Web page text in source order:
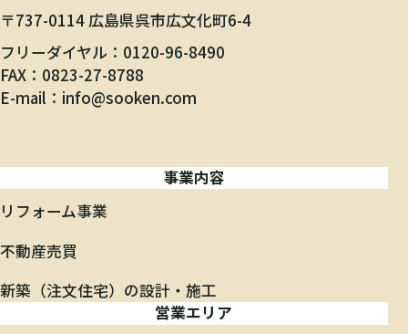
〒737-0114 広島県呉市広文化町6-4
フリーダイヤル
0120-96-8490
FAX
0823-27-8788
E-mail
info@sooken.com
事業内容
リフォーム事業
不動産売買
新築（注文住宅）の設計・施工
営業エリア